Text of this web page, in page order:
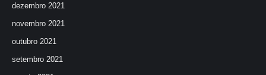
dezembro 2021
novembro 2021
outubro 2021
setembro 2021